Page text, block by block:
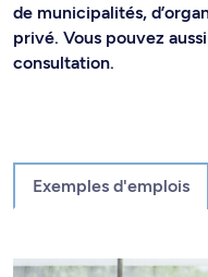
de municipalités,
privé. Vous pouvez
consultation.
Exemples d'emplois